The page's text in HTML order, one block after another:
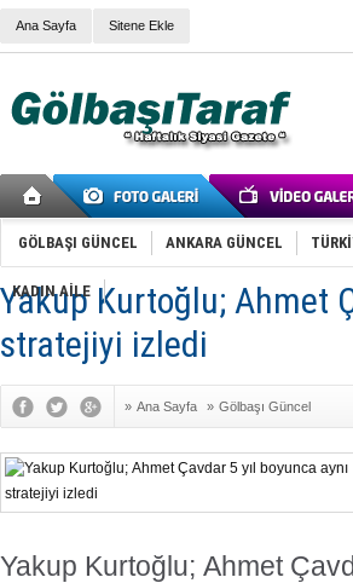
Ana Sayfa Sitene Ekle
GÖLBAŞI GÜNCEL ANKARA GÜNCEL
KADIN AİLE
Yakup Kurtoğlu; Ahmet
stratejiyi izledi
» Ana Sayfa » Gölbaşı Güncel
Yakup Kurtoğlu; Ahmet